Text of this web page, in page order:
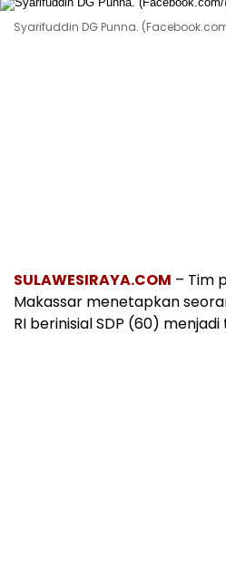
Syarifuddin DG Punna.
SULAWESIRAYA.COM – Tim
Makassar menetapkan
RI berinisial SDP (60)